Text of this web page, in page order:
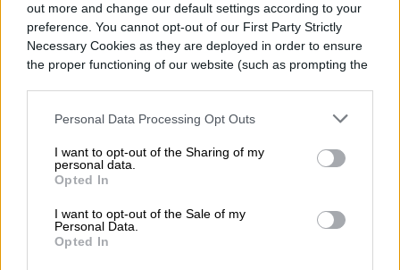
out more and change our default settings according to your
preference. You cannot opt-out of our First Party Strictly
Necessary Cookies as they are deployed in order to ensure
the proper functioning of our website (such as prompting the
Personal Data Processing Opt Outs
I want to opt-out of the Sharing of my
personal data.
Opted In
I want to opt-out of the Sale of my
Personal Data.
Opted In